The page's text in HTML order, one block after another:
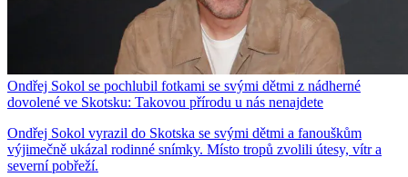
Ondřej Sokol se pochlubil fotkami se svými dětmi z nádherné
dovolené ve Skotsku: Takovou přírodu u nás nenajdete
Ondřej Sokol vyrazil do Skotska se svými dětmi a fanouškům
výjimečně ukázal rodinné snímky. Místo tropů zvolili útesy, vítr a
severní pobřeží.